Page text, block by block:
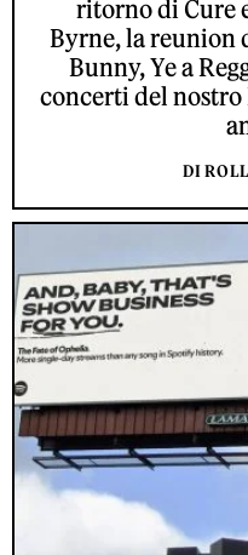
ritorno di Cure
Byrne, la reunion
Bunny, Ye a
concerti del nostro
DI